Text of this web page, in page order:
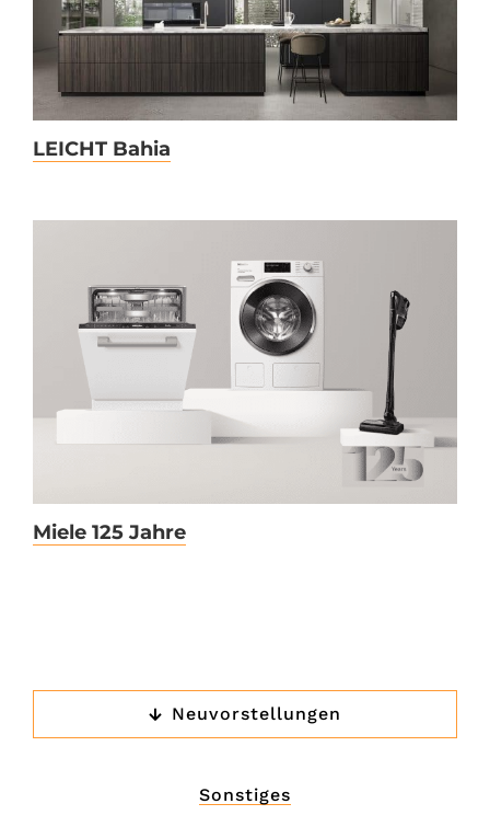
LEICHT Bahia
Miele 125 Jahre
Miele 125 Jahre
Neuvorstellungen
Sonstiges